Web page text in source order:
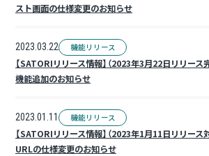
スト画面の仕様変更のお知らせ
2023.03.22 機能リリース
【SATORIリリース情報】（2023年3月22日リリース
機能追加のお知らせ
2023.01.11 機能リリース
【SATORIリリース情報】（2023年1月11日リリース
URLの仕様変更のお知らせ